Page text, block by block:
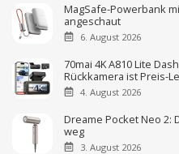
MagSafe-Powerbank
angeschaut
6. August 2026
70mai 4K A810 Lite
Rückkamera ist Preis-
4. August 2026
Dreame Pocket Neo 2:
weg
3. August 2026